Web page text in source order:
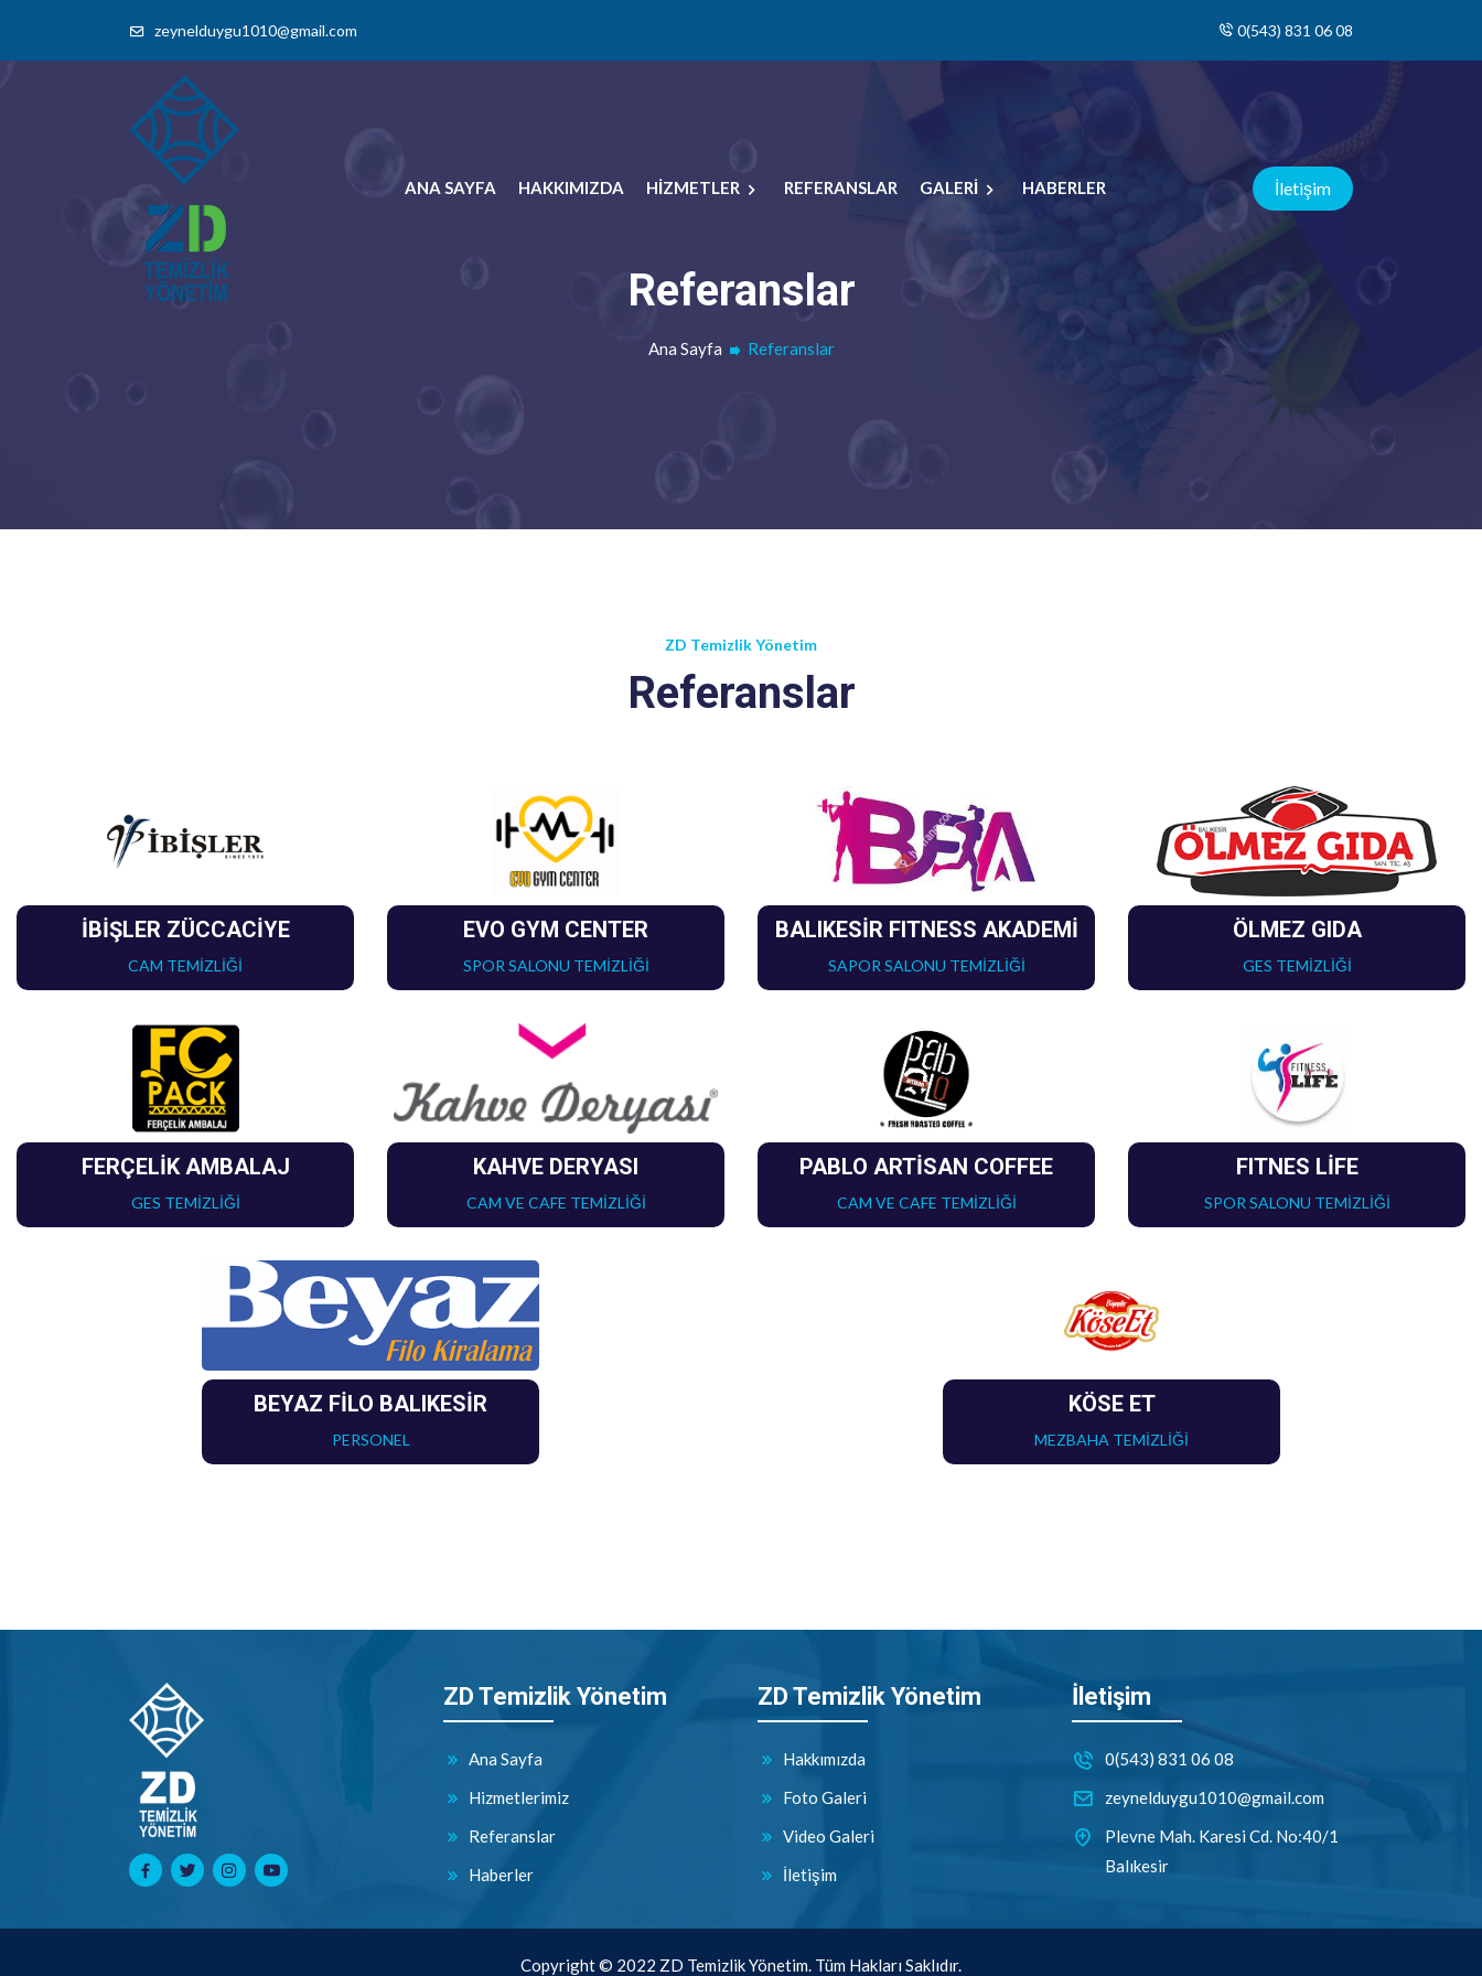
zeynelduygu1010@gmail.com 0(543) 831 06 08
ANA SAYFA HAKKIMIZDA HİZMETLER REFERANSLAR GALERİ HABERLER İletişim
Referanslar
Ana Sayfa Referanslar
ZD Temizlik Yönetim
Referanslar
İBİŞLER ZÜCCACİYE
CAM TEMİZLİĞİ
EVO GYM CENTER
SPOR SALONU TEMİZLİĞİ
BALIKESİR FITNESS AKADEMİ
SAPOR SALONU TEMİZLİĞİ
ÖLMEZ GIDA
GES TEMİZLİĞİ
FERÇELİK AMBALAJ
GES TEMİZLİĞİ
KAHVE DERYASI
CAM VE CAFE TEMİZLİĞİ
PABLO ARTİSAN COFFEE
CAM VE CAFE TEMİZLİĞİ
FITNES LİFE
SPOR SALONU TEMİZLİĞİ
BEYAZ FİLO BALIKESİR
PERSONEL
KÖSE ET
MEZBAHA TEMİZLİĞİ
ZD Temizlik Yönetim
Ana Sayfa
Hizmetlerimiz
Referanslar
Haberler
ZD Temizlik Yönetim
Hakkımızda
Foto Galeri
Video Galeri
İletişim
İletişim
0(543) 831 06 08
zeynelduygu1010@gmail.com
Plevne Mah. Karesi Cd. No:40/1
Balıkesir
Copyright © 2022 ZD Temizlik Yönetim. Tüm Hakları Saklıdır.